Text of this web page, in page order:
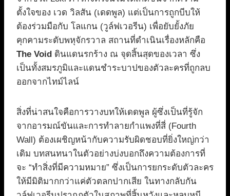
ตั้งใจของ เวด วิลสัน (เดดพูล) แต่เป็นการถูกบีบให้
ต้องร่วมมือกับ โลแกน (วูล์ฟเวอรีน) เพื่อยับยั้งภัย
คุกคามระดับพหุจักรวาล สถานที่ดำเนินเรื่องหลักคือ
The Void ดินแดนรกร้าง ณ จุดสิ้นสุดของเวลา ซึ่ง
เป็นทั้งสมรภูมิและแดนชำระบาปของตัวละครที่ถูกลบ
ออกจากไทม์ไลน์
สิ่งที่น่าสนใจคือการวางบทให้เดดพูล ผู้ซึ่งเป็นที่รู้จัก
จากอารมณ์ขันและการทำลายกำแพงที่สี่ (Fourth
Wall) ต้องเผชิญหน้ากับความรับผิดชอบที่ยิ่งใหญ่กว่า
เดิม บทสนทนาในตัวอย่างบ่งบอกถึงความต้องการที่
จะ “ทำสิ่งที่มีความหมาย” ซึ่งเป็นการยกระดับตัวละคร
ให้มีมิติมากกว่าแค่ตัวตลกปากเสีย ในทางกลับกัน